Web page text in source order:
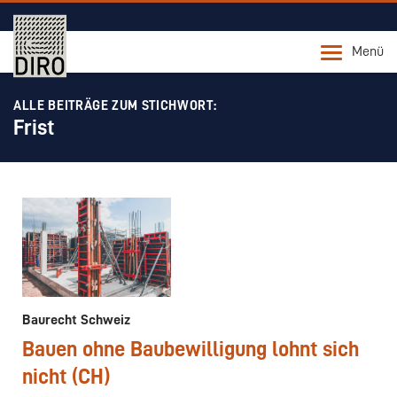
Menü
ALLE BEITRÄGE ZUM STICHWORT:
Frist
Baurecht Schweiz
Bauen ohne Baubewilligung lohnt sich
nicht (CH)